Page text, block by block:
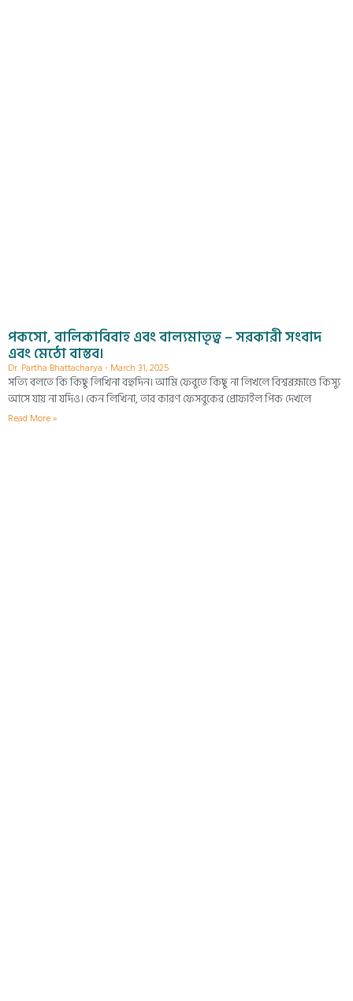
পকসো, বালিকাবিবাহ এবং বাল্যমাতৃত্ব – সরকারী সংবাদ
এবং মেঠো বাস্তব।
Dr. Partha Bhattacharya March 31, 2025
সত্যি বলতে কি কিছু লিখিনা বহুদিন। আমি ফেবুতে কিছু না লিখলে বিশ্বব্রহ্মাণ্ডে কিস্যু
আসে যায় না যদিও। কেন লিখিনা, তার কারণ ফেসবুকের প্রোফাইল পিক দেখলে
Read More »